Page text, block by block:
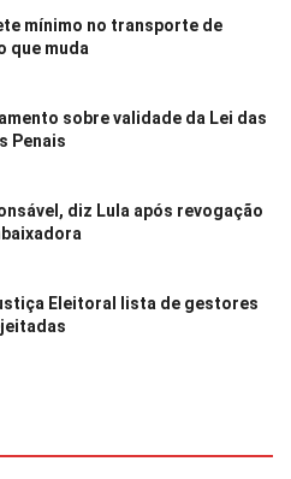
mínimo no transporte de
que muda
sobre validade da Lei das
Penais
diz Lula após revogação
Eleitoral lista de gestores